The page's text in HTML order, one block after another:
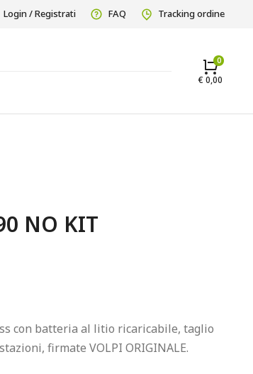
Login / Registrati FAQ Tracking ordine
€ 0,00
NO KIT
con batteria al litio ricaricabile, taglio
firmate VOLPI ORIGINALE.